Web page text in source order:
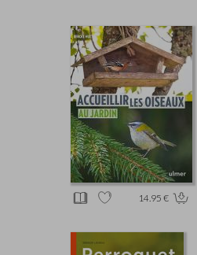
14.95 €